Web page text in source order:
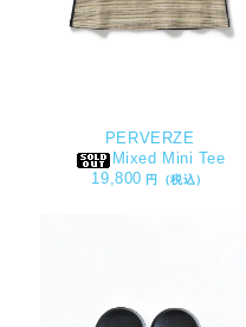
PERVERZE
Mixed Mini Tee
19,800 円（税込）